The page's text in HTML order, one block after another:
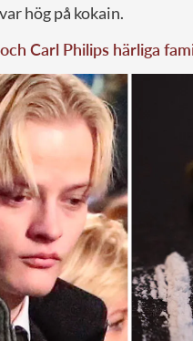
hög på kokain.
Carl Philips härliga